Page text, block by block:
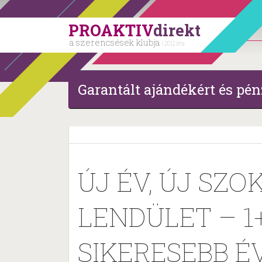
PROAKTIVdirekt
a szerencsések klubja | 2011 óta
Garantált ajándékért és
ÚJ ÉV, ÚJ
LENDÜLET –
SIKERESEBB